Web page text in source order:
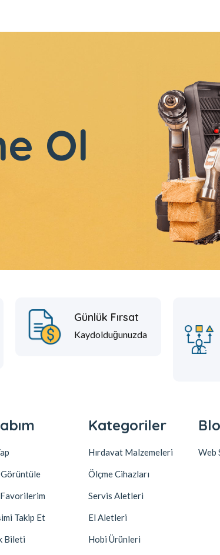
Ol
Günlük Fırsat
Kaydolduğunuzda
Takip Et
Bileti
Kategoriler
Hırdavat Malzemeleri
Ölçme Cihazları
Servis Aletleri
El Aletleri
Hobi Ürünleri
Web